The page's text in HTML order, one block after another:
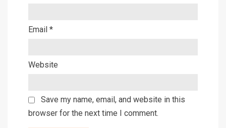
Email *
Website
Save my name, email, and website in this
browser for the next time I comment.